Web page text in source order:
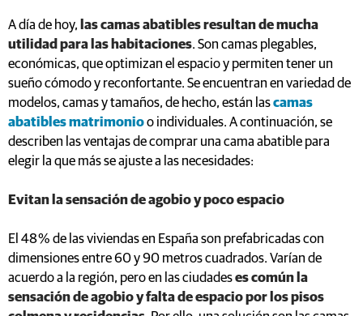
A día de hoy, las camas abatibles resultan de mucha
utilidad para las habitaciones. Son camas plegables,
económicas, que optimizan el espacio y permiten tener un
sueño cómodo y reconfortante. Se encuentran en variedad de
modelos, camas y tamaños, de hecho, están lascamas
abatibles matrimonioo individuales. A continuación, se
describen las ventajas de comprar una cama abatible para
elegir la que más se ajuste a las necesidades:
Evitan la sensación de agobio y poco espacio
El 48 % de las viviendas en España son prefabricadas con
dimensiones entre 60 y 90 metros cuadrados. Varían de
acuerdo a la región, pero en las ciudadeses común la
sensación de agobio y falta de espacio por los pisos